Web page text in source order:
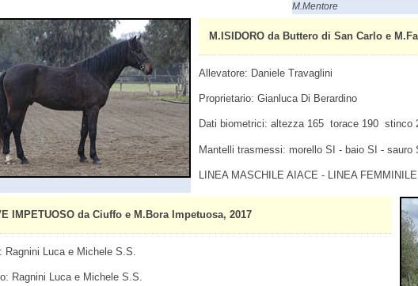
M.Mentore
M.ISIDORO da Buttero di San Carlo e
Allevatore: Daniele Travaglini
Proprietario: Gianluca Di Berardino
Dati biometrici: altezza 165 torace 190 stinco
Mantelli trasmessi: morello SI - baio SI - sauro
LINEA MASCHILE AIACE - LINEA
IMPETUOSO da Ciuffo e M.Bora Impetuosa, 2017
Ragnini Luca e Michele S.S.
Ragnini Luca e Michele S.S.